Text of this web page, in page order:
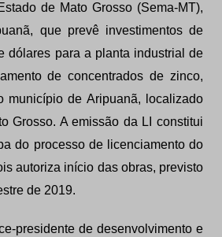
de Mato Grosso (Sema-MT),
que prevê investimentos de
dólares para a planta industrial de
de concentrados de zinco,
município de Aripuanã, localizado
Grosso. A emissão da LI constitui
do processo de licenciamento do
autoriza início das obras, previsto
de 2019.
presidente de desenvolvimento e